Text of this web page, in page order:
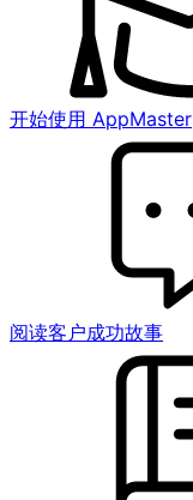
开始使用 AppMaster
阅读客户成功故事